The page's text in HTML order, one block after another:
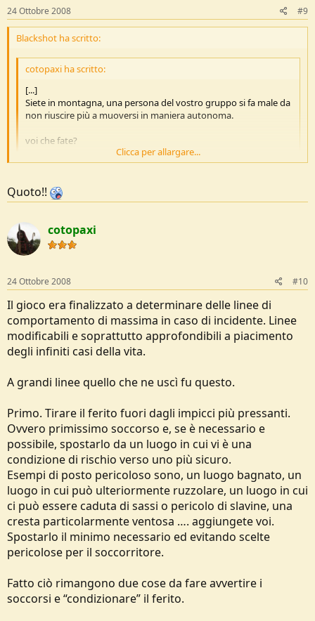
24 Ottobre 2008 #9
Blackshot ha scritto:
cotopaxi ha scritto:
[...]
Siete in montagna, una persona del vostro gruppo si fa male da
non riuscire più a muoversi in maniera autonoma.
voi che fate?
saluti
Lo finisco...
Clicca per allargare...
Quoto!!
cotopaxi
24 Ottobre 2008 #10
Il gioco era finalizzato a determinare delle linee di
comportamento di massima in caso di incidente. Linee
modificabili e soprattutto approfondibili a piacimento
degli infiniti casi della vita.
A grandi linee quello che ne uscì fu questo.
Primo. Tirare il ferito fuori dagli impicci più pressanti.
Ovvero primissimo soccorso e, se è necessario e
possibile, spostarlo da un luogo in cui vi è una
condizione di rischio verso uno più sicuro.
Esempi di posto pericoloso sono, un luogo bagnato, un
luogo in cui può ulteriormente ruzzolare, un luogo in cui
ci può essere caduta di sassi o pericolo di slavine, una
cresta particolarmente ventosa …. aggiungete voi.
Spostarlo il minimo necessario ed evitando scelte
pericolose per il soccorritore.
Fatto ciò rimangono due cose da fare avvertire i
soccorsi e “condizionare” il ferito.